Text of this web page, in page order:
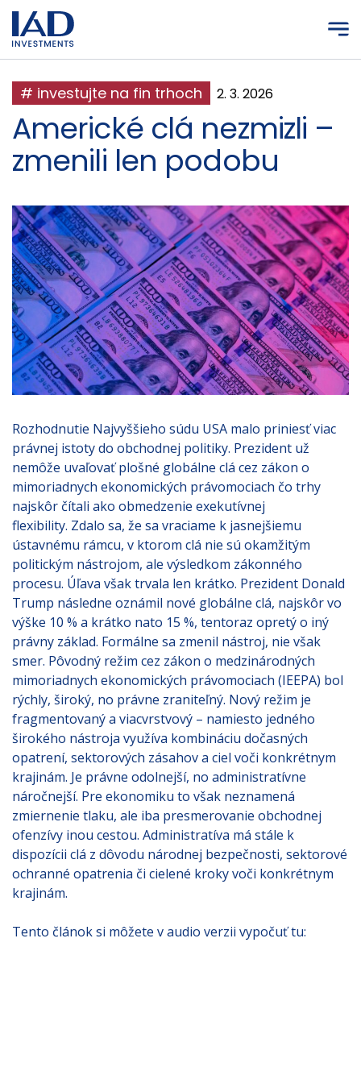
Prejsť na hlavný obsah
# investujte na fin trhoch 2. 3. 2026
Americké clá nezmizli –
zmenili len podobu
Rozhodnutie Najvyššieho súdu USA malo priniesť viac
právnej istoty do obchodnej politiky. Prezident už
nemôže uvaľovať plošné globálne clá cez zákon o
mimoriadnych ekonomických právomociach čo trhy
najskôr čítali ako obmedzenie exekutívnej
flexibility. Zdalo sa, že sa vraciame k jasnejšiemu
ústavnému rámcu, v ktorom clá nie sú okamžitým
politickým nástrojom, ale výsledkom zákonného
procesu. Úľava však trvala len krátko. Prezident Donald
Trump následne oznámil nové globálne clá, najskôr vo
výške 10 % a krátko nato 15 %, tentoraz opretý o iný
právny základ. Formálne sa zmenil nástroj, nie však
smer. Pôvodný režim cez zákon o medzinárodných
mimoriadnych ekonomických právomociach (IEEPA) bol
rýchly, široký, no právne zraniteľný. Nový režim je
fragmentovaný a viacvrstvový – namiesto jedného
širokého nástroja využíva kombináciu dočasných
opatrení, sektorových zásahov a ciel voči konkrétnym
krajinám. Je právne odolnejší, no administratívne
náročnejší. Pre ekonomiku to však neznamená
zmiernenie tlaku, ale iba presmerovanie obchodnej
ofenzívy inou cestou. Administratíva má stále k
dispozícii clá z dôvodu národnej bezpečnosti, sektorové
ochranné opatrenia či cielené kroky voči konkrétnym
krajinám.
Tento článok si môžete v audio verzii vypočuť tu: